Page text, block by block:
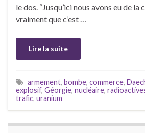
le dos. “Jusqu’ici nous avons eu de la
vraiment que c’est …
Lire la suite
armement, bombe, commerce,
explosif, Géorgie, nucléaire,
trafic, uranium